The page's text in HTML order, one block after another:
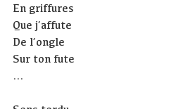
En griffures
Que j’affute
De l’ongle
Sur ton fute
…